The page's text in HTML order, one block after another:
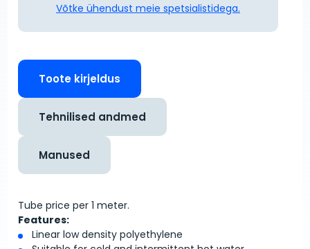
Võtke ühendust meie spetsialistidega.
Toote kirjeldus
Tehnilised andmed
Manused
Tube price per 1 meter.
Features:
Linear low density polyethylene